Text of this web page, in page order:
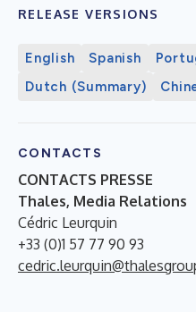
RELEASE VERSIONS
English Spanish
Dutch (Summary)
CONTACTS
CONTACTS PRESSE
Thales, Media Relations
Cédric Leurquin
+33 (0)1 57 77 90 93